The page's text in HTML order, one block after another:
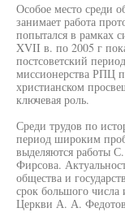
Особое место среди
занимает работа
попытался в рамках
XVII в. по 2005 г
постсоветский
миссионерства РПЦ
христианском
ключевая роль.
Среди трудов по
период широким
выделяются работы
Фирсова.
общества и
срок большого числа
Церкви А. А.